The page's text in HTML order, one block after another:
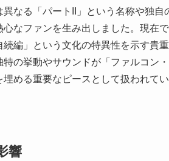
なる「パートII」という名称や独
心なファンを生み出しました。現在
編」という文化の特異性を示す貴
の挙動やサウンドが「ファルコン
める重要なピースとして扱われてい
響